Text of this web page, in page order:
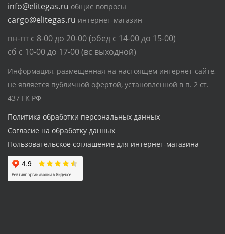
info@elitegas.ru общие вопросы
cargo@elitegas.ru интернет-магазин
пн-пт с 8-00 до 20-00 (обед с 14-00 до 15-00)
сб с 10-00 до 17-00 (вс выходной)
Информация, размещенная на настоящем интернет-сайте,
не является публичной офертой, установленной в п. 2 ст.
437 ГК РФ
Политика обработки персональных данных
Согласие на обработку данных
Пользовательское соглашение для интернет-магазина